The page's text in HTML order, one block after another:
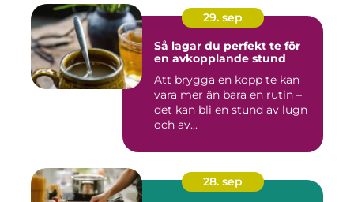
29. sep
Så lagar du perfekt te för
en avkopplande stund
Att brygga en kopp te kan
vara mer än bara en rutin –
det kan bli en stund av lugn
och av...
28. sep